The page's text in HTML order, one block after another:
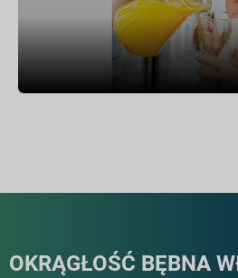
OKRĄGŁOŚĆ BĘBNA